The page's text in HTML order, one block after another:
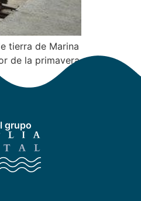
tierra de Marina
de la primavera
grupo